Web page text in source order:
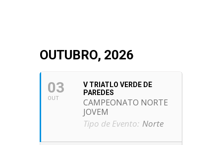
OUTUBRO, 2026
03
OUT
V TRIATLO VERDE DE
PAREDES
CAMPEONATO NORTE
JOVEM
Tipo de Evento: Norte